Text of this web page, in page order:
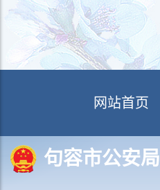
网站首页
句容市公安局